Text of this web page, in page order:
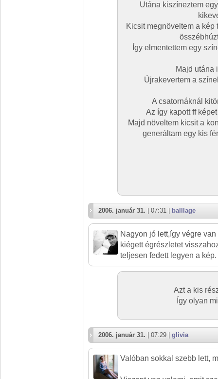
Utána kiszíneztem
Kicsit megnöveltem a
Így elmentettem egy
Majd utána
Újrakevertem a
A csatornáknál
Az így kapott ff
Majd növeltem kicsit a
generáltam egy kis
2006. január 31. | 07:31 | balllage
Nagyon jó lett,így végre
kiégett égrészletet
teljesen fedett legyen a kép.
Azt a kis
Így olyan
2006. január 31. | 07:29 | glivia
Valóban sokkal szebb lett,